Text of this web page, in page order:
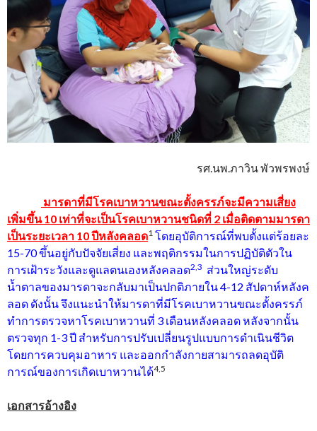
รศ.นพ.ภาวิน พัวพรพงษ์
มารดาที่มีโรคเบาหวานขณะตั้งครรภ์จะมีความเสี่ยง
เพิ่มขึ้น 10 เท่าที่จะเป็นโรคเบาหวานชนิดที่ 2 เมื่อติดตามมารดา
เป็นระยะเวลา 10 ปีหลังคลอด1 โดยอุบัติการณ์ที่พบตั้งแต่ร้อยละ
15-70 ขึ้นอยู่กับปัจจัยเสี่ยง และพฤติกรรมในการปฏิบัติตัวใน
การเฝ้าระวังและดูแลตนเองหลังคลอด2,3 ส่วนใหญ่ระดับ
น้ำตาลของมารดาจะกลับมาเป็นปกติภายใน 4-12 สัปดาห์หลังค
ลอด ดังนั้น จึงแนะนำให้มารดาที่มีโรคเบาหวานขณะตั้งครรภ์
ทำการตรวจหาโรคเบาหวานที่ 3 เดือนหลังคลอด หลังจากนั้น
ตรวจทุก 1-3 ปี สำหรับการปรับเปลี่ยนรูปแบบการดำเนินชีวิต
โดยการควบคุมอาหาร และออกกำลังกายสามารถลดอุบัติ
การณ์ของการเกิดเบาหวานได้4,5
เอกสารอ้างอิง